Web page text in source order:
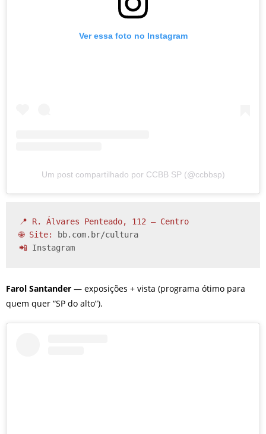
Ver essa foto no Instagram
Um post compartilhado por CCBB SP (@ccbbsp)
📍 R. Álvares Penteado, 112 – Centro
🌐 Site:
bb.com.br/cultura
📲 Instagram
Farol Santander — exposições + vista (programa ótimo para
quem quer “SP do alto”).